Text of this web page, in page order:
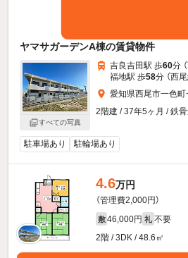
ヤマサガーデンA棟の賃貸物件
すべての写真
吉良吉田駅 歩60分
福地駅 歩58分 （西尾
愛知県西尾市一色町
2階建 / 37年5ヶ月 / 鉄
駐車場あり 駐輪場あり
4.6万円
（管理費2,000円）
敷 46,000円 礼 不要
2階 / 3DK / 48.6㎡